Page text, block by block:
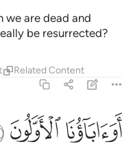
we are dead and
be resurrected?
Related Content
اواباونا الاولون ٤٨
أَوَءَابَآؤُنَا ٱلْأَوَّلُونَ ٤٨
ﳏﳐ